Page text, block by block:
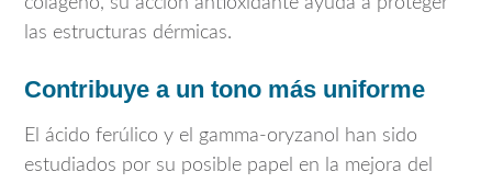
las estructuras dérmicas.
Contribuye a un tono más uniforme
El ácido ferúlico y el gamma-oryzanol han sido
estudiados por su posible papel en la mejora del